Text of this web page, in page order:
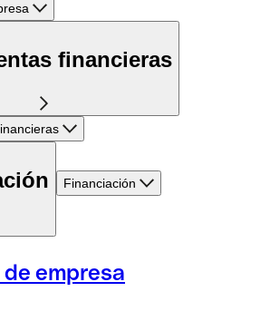
financieras
Financiación
empresa